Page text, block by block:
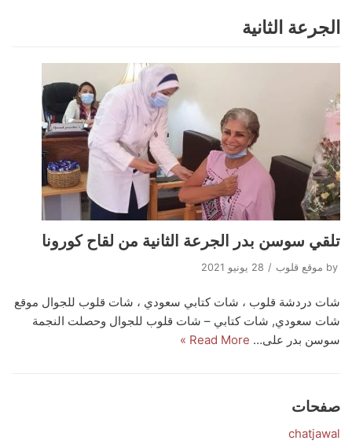
Skip
to
الجرعة الثانية
تلقي سوسن بدر الجرعة الثانية من لقاح كورونا
by موقع قلوب 28 يونيو 2021
شات دردشة قلوب ، شات كتابي سعودي ، شات قلوب للجوال موقع
شات سعودي, شات كتابي – شات قلوب للجوال وحصلت النجمة
سوسن بدر على… Read More »
صفحات
chatjawal